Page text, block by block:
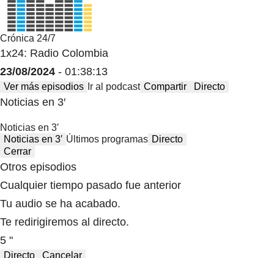
Crónica 24/7
1x24: Radio Colombia
23/08/2024 - 01:38:13
Ver más episodios Ir al podcast Compartir Directo
Noticias en 3′
Noticias en 3′
Noticias en 3′ Últimos programas Directo
Cerrar
Otros episodios
Cualquier tiempo pasado fue anterior
Tu audio se ha acabado.
Te redirigiremos al directo.
5 "
Directo Cancelar